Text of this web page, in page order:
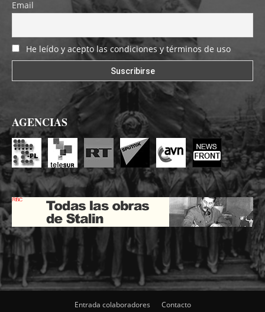
Email
He leído y acepto las condiciones y términos de uso
AGENCIAS
Entrada colaboradores Contacto